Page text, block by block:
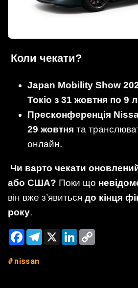
Коли чекати?
Japan Mobility Show
Токіо з 31 жовтня по 9
Пресконференція
29 жовтня та
онлайн.
Чи варто чекати
або США? Поки що
він вже з’явиться до кінця
року.
FacebookTelegram
X LinkedIn
nissan